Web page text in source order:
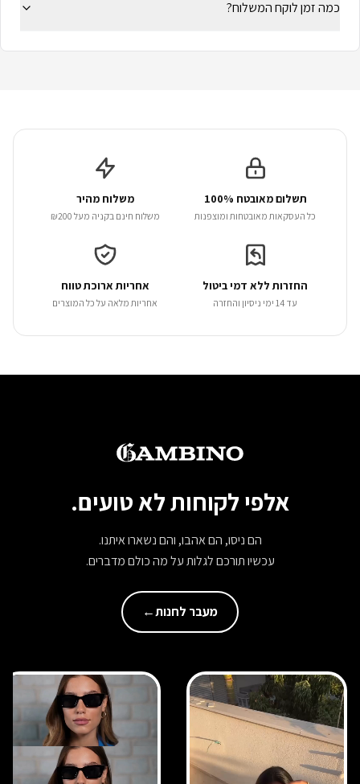
כמה זמן לוקח המשלוח?
תשלום מאובטח 100%
כל העסקאות מאובטחות ומוצפנות
משלוח מהיר
משלוח חינם בקניה מעל ₪200
החזרות ללא דמי ביטול
עד 14 ימי ניסיון והחזרה
אחריות ארוכת טווח
אחריות מלאה על כל המוצרים
אלפי לקוחות לא טועים.
הם ניסו, הם אהבו, והם נשארו איתנו.
עכשיו תורכם לגלות על מה כולם מדברים.
מעבר לחנות←